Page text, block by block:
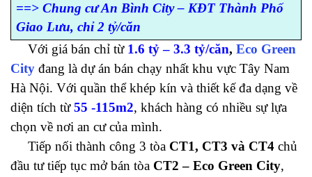
==> Chung cư An Bình City – KĐT Thành Phố
Giao Lưu, chỉ 2 tỷ/căn
Với giá bán chỉ từ 1.6 tỷ – 3.3 tỷ/căn, Eco Green
City đang là dự án bán chạy nhất khu vực Tây Nam
Hà Nội. Với quần thể khép kín và thiết kế đa dạng về
diện tích từ55 -115m2, khách hàng có nhiều sự lựa
chọn về nơi an cư của mình.
Tiếp nối thành công 3 tòa CT1, CT3 và CT4 chủ
đầu tư tiếp tục mở bán tòa CT2 – Eco Green City,